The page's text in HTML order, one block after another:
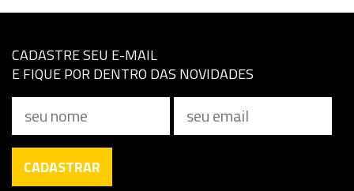
CADASTRE SEU E-MAIL
E FIQUE POR DENTRO DAS NOVIDADES
CADASTRAR